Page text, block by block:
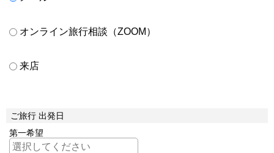
オンライン旅行相談（ZOOM）
来店
ご旅行 出発日
第一希望